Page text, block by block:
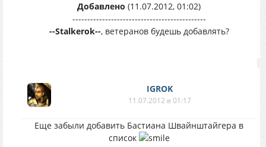
Добавлено (11.07.2012, 01:02)
---------------------------------------------
--Stalkerok--, ветеранов будешь добавлять?
IGROK
11.07.2012 в 01:17
Еще забыли добавить Бастиана Швайнштайгера в
список